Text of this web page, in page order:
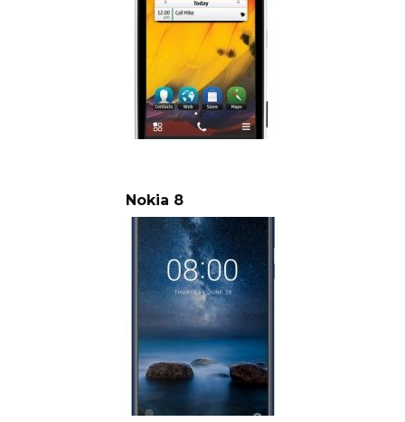
Nokia 8